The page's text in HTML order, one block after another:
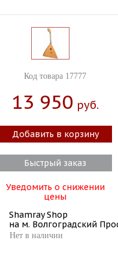
Код товара 17777
13 950 Руб.
Добавить в корзину
Быстрый заказ
Уведомить о снижении
цены
Shamray Shop
на м. Волгоградский
Нет в наличии